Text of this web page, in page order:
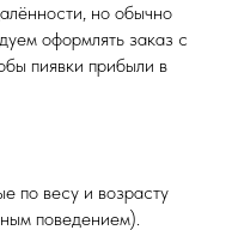
но обычно
оформлять заказ с
пиявки прибыли в
по весу и возрасту
поведением).